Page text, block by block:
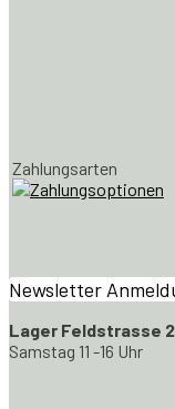
Zahlungsarten
Newsletter
Lager Feldstrasse
Samstag 11 -16 Uhr